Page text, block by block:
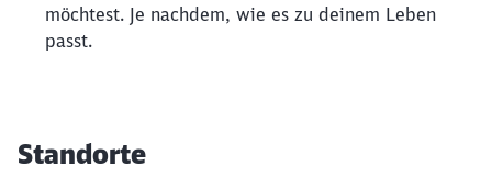
möchtest. Je nachdem, wie es zu deinem Leben
passt.
Standorte